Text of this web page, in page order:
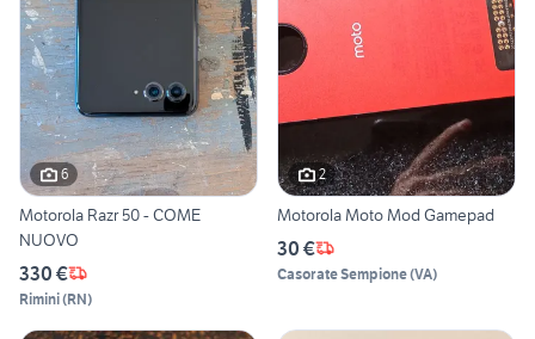
6
Motorola Razr 50 - COME
NUOVO
330 €
Rimini(RN)
2
Motorola Moto Mod Gamepad
30 €
Casorate Sempione(VA)